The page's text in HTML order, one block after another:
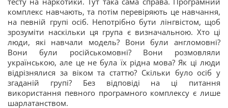
комплекс навчають, та потім перевіряють це навчання,
на певній групі осіб. Непотрібно бути лінгвістом, щоб
зрозуміти наскільки ця група є визначальною. Хто ці
люди, які навчали модель? Вони були англомовні?
Вони були російськомовні? Вони розмовляли
українською, але це не була їх рідна мова? Як ці люди
відрізнялися за віком та статтю? Скільки було осіб у
згаданій групі? Без відповіді на ці питання
використання певного програмного комплексу є лише
шарлатанством.